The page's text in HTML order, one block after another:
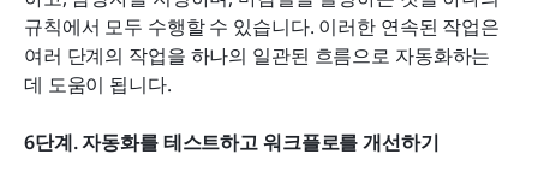
규칙에서 모두 수행할 수 있습니다. 이러한 연속된 작업은
여러 단계의 작업을 하나의 일관된 흐름으로 자동화하는
데 도움이 됩니다.
6단계. 자동화를 테스트하고 워크플로를 개선하기